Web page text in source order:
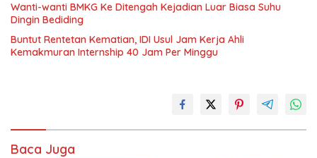
Wanti-wanti BMKG Ke Ditengah Kejadian Luar Biasa Suhu
Dingin Bediding
Buntut Rentetan Kematian, IDI Usul Jam Kerja Ahli
Kemakmuran Internship 40 Jam Per Minggu
Baca Juga